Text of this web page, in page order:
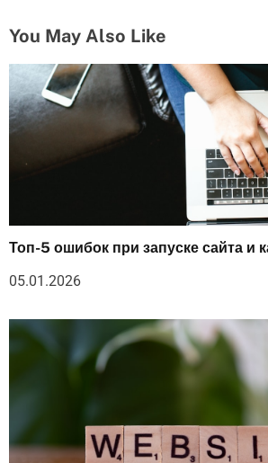
You May Also Like
Топ-5 ошибок при запуске сайта и
05.01.2026